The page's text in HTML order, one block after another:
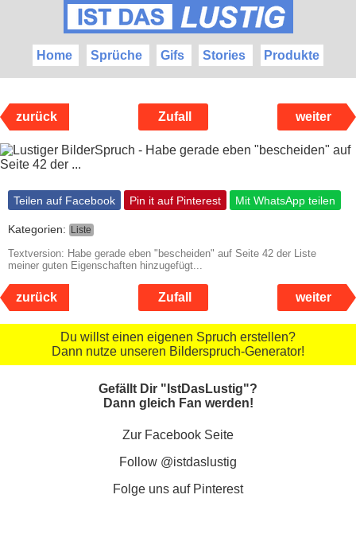
Home Sprüche Gifs Stories Produkte
zurück Zufall weiter
Teilen auf Facebook Pin it auf Pinterest Mit WhatsApp teilen
Kategorien: Liste
Textversion: Habe gerade eben "bescheiden" auf Seite 42 der Liste
meiner guten Eigenschaften hinzugefügt...
zurück Zufall weiter
Du willst einen eigenen Spruch erstellen?
Dann nutze unseren Bilderspruch-Generator!
Gefällt Dir "IstDasLustig"?
Dann gleich Fan werden!
Zur Facebook Seite
Follow @istdaslustig
Folge uns auf Pinterest